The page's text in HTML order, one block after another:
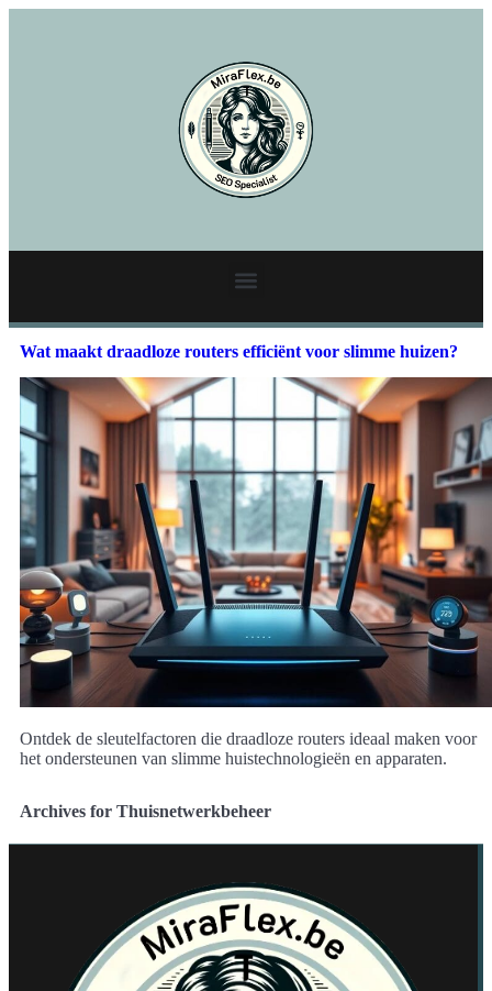
Wat maakt draadloze routers efficiënt voor slimme huizen?
Ontdek de sleutelfactoren die draadloze routers ideaal maken voor
het ondersteunen van slimme huistechnologieën en apparaten.
Archives for Thuisnetwerkbeheer